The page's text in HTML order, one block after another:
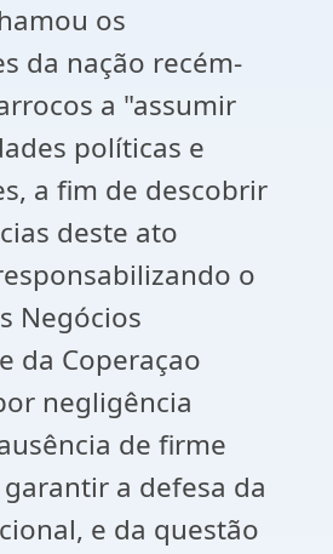
os
da nação recém-
a "assumir
políticas e
a fim de descobrir
deste ato
o
Negócios
da Coperaçao
negligência
de firme
a defesa da
e da questão